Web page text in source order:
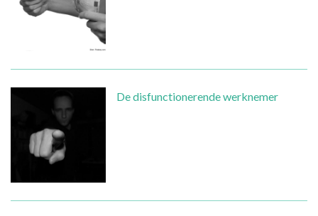
De disfunctionerende werknemer